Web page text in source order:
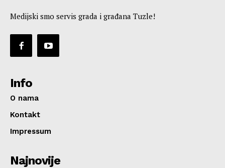
Medijski smo servis grada i građana Tuzle!
Info
O nama
Kontakt
Impressum
Najnovije